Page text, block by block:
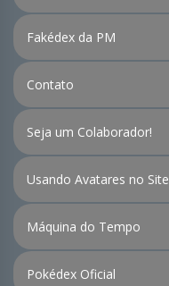
Fakédex da PM
Contato
Seja um Colaborador!
Usando Avatares no Site
Máquina do Tempo
Pokédex Oficial